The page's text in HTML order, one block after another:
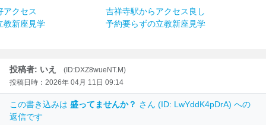
アクセス
教新座見学
吉祥寺駅からアクセス良し
予約要らずの立教新座見学
投稿者: いえ
(ID:DXZ8wueNT.M)
投稿日時：2026年 04月 11日 09:14
この書き込みは 盛ってませんか？ さん (ID: LwYddK4pDrA) への
返信です